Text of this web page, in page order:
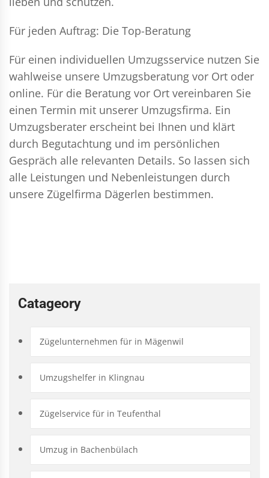
Für jeden Auftrag: Die Top-Beratung
Für einen individuellen Umzugsservice nutzen Sie
wahlweise unsere Umzugsberatung vor Ort oder
online. Für die Beratung vor Ort vereinbaren Sie
einen Termin mit unserer Umzugsfirma. Ein
Umzugsberater erscheint bei Ihnen und klärt
durch Begutachtung und im persönlichen
Gespräch alle relevanten Details. So lassen sich
alle Leistungen und Nebenleistungen durch
unsere Zügelfirma Dägerlen bestimmen.
Catageory
Zügelunternehmen für in Mägenwil
Umzugshelfer in Klingnau
Zügelservice für in Teufenthal
Umzug in Bachenbülach